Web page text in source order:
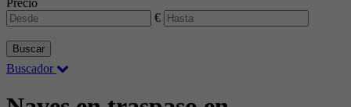
Precio
€
Buscar
Buscador